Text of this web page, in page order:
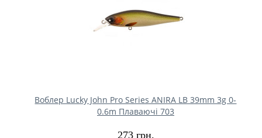
Воблер Lucky John Pro Series ANIRA LB 39mm 3g 0-
0.6m Плаваючі 703
273 грн.